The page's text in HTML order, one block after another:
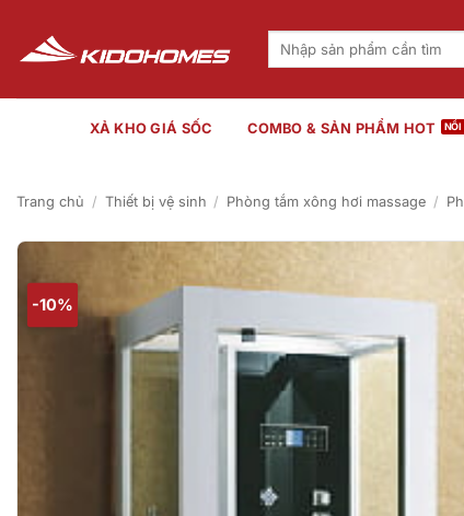
nội
dung
Tìm
XẢ KHO GIÁ SỐC COMBO & SẢN PHẨM HOT
Trang chủ / Thiết bị vệ sinh / Phòng tắm xông hơi massage /
-10%